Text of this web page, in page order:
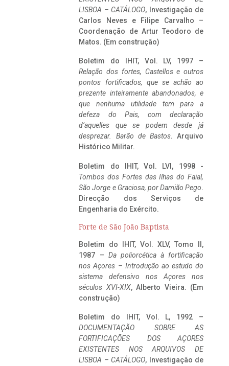
LISBOA – CATÁLOGO, Investigação de
Carlos Neves e Filipe Carvalho –
Coordenação de Artur Teodoro de
Matos. (Em construção)
Boletim do IHIT, Vol. LV, 1997 –
Relação dos fortes, Castellos e outros
pontos fortificados, que se achão ao
prezente inteiramente abandonados, e
que nenhuma utilidade tem para a
defeza do Pais, com declaração
d’aquelles que se podem desde já
desprezar. Barão de Bastos. Arquivo
Histórico Militar.
Boletim do IHIT, Vol. LVI, 1998 -
Tombos dos Fortes das Ilhas do Faial,
São Jorge e Graciosa, por Damião Pego.
Direcção dos Serviços de
Engenharia do Exército.
Forte de São João Baptista
Boletim do IHIT, Vol. XLV, Tomo II,
1987 – Da poliorcética à fortificação
nos Açores – Introdução ao estudo do
sistema defensivo nos Açores nos
séculos XVI-XIX, Alberto Vieira. (Em
construção)
Boletim do IHIT, Vol. L, 1992 –
DOCUMENTAÇÃO SOBRE AS
FORTIFICAÇÕES DOS AÇORES
EXISTENTES NOS ARQUIVOS DE
LISBOA – CATÁLOGO, Investigação de